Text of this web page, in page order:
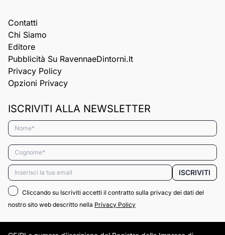
Contatti
Chi Siamo
Editore
Pubblicità Su RavennaeDintorni.it
Privacy Policy
Opzioni Privacy
ISCRIVITI ALLA NEWSLETTER
Nome*
Cognome*
Email* ISCRIVITI
Cliccando su Iscriviti accetti il contratto sulla privacy dei dati del
nostro sito web descritto nella Privacy Policy